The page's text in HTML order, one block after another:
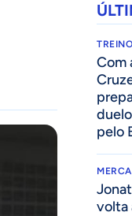
TREINO
Com
pelo
volta